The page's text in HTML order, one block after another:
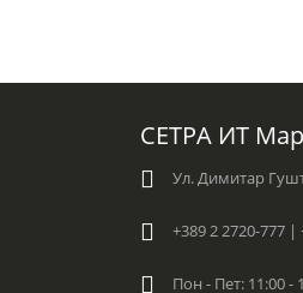
СЕТРА ИТ
Ул. Димитар
+389 2 2720-777 |
Пон - Пет: 11:00 -